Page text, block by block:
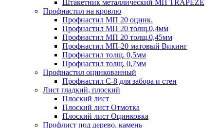
Штакетник металлический МП TRAPEZE
Профнастил на кровлю
Профнастил МП 20 оцинк.
Профнастил МП 20 толщ.0,4мм
Профнастил МП 20 толщ.0,45мм
Профнастил МП-20 матовый Викинг
Профнастил толщ. 0,5мм
Профнастил толщ. 0,7мм
Профнастил оцинкованный
Профнастил С-8 для забора и стен
Лист гладкий, плоский
Плоский лист
Плоский лист Отмотка
Плоский лист Оцинковка
Профлист под дерево, камень